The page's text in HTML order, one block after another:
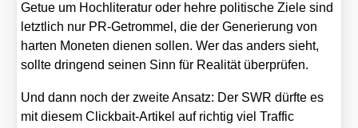
Getue um Hoch­li­te­ra­tur oder heh­re poli­ti­sche Zie­le sind
letzt­lich nur PR-Getrom­mel, die der Gene­rie­rung von
har­ten Mone­ten die­nen sol­len. Wer das anders sieht,
soll­te drin­gend sei­nen Sinn für Rea­li­tät über­prü­fen.
Und dann noch der zwei­te Ansatz: Der SWR dürf­te es
mit die­sem Click­bait-Arti­kel auf rich­tig viel Traf­fic